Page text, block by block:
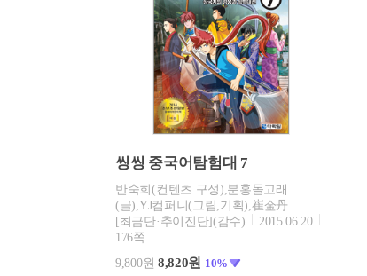
씽씽 중국어탐험대 7
반숙희(컨텐츠 구성),분홍돌고래
(글),YJ컴퍼니(그림,기획),崔金丹
[최금단·추이진단](감수)
2015.06.20
176쪽
9,800원 8,820원 10%